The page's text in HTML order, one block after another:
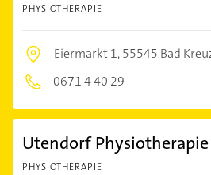
PHYSIOTHERAPIE
Eiermarkt 1,55545 Bad
0671 4 40 29
Utendorf Physiotherapie
PHYSIOTHERAPIE